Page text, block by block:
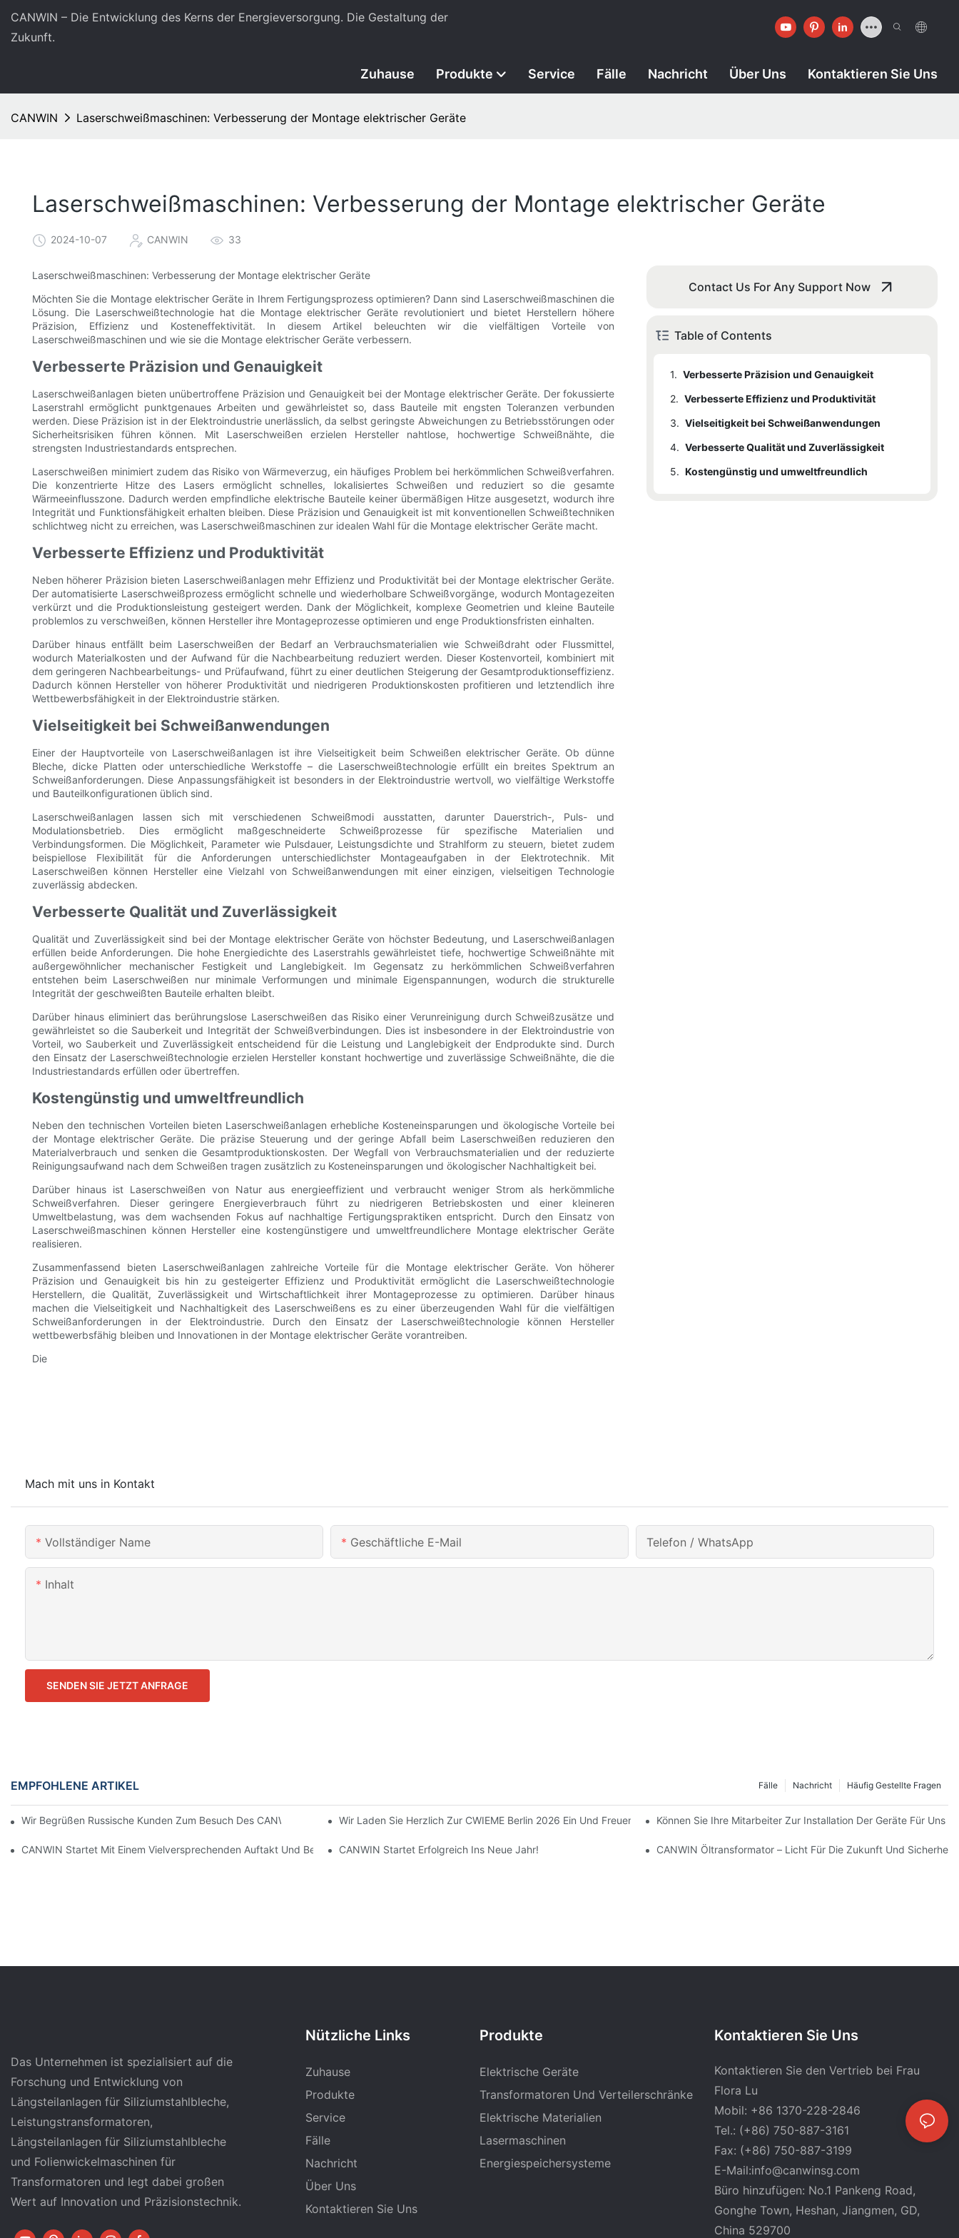
CANWIN – Die Entwicklung des Kerns der Energieversorgung. Die Gestaltung der
Zukunft.
Zuhause Produkte Service Fälle Nachricht Über Uns Kontaktieren Sie Uns
CANWIN Laserschweißmaschinen: Verbesserung der Montage elektrischer Geräte
Laserschweißmaschinen: Verbesserung der Montage elektrischer Geräte
2024-10-07 CANWIN 33
Laserschweißmaschinen: Verbesserung der Montage elektrischer Geräte
Möchten Sie die Montage elektrischer Geräte in Ihrem Fertigungsprozess optimieren? Dann sind Laserschweißmaschinen die
Lösung. Die Laserschweißtechnologie hat die Montage elektrischer Geräte revolutioniert und bietet Herstellern höhere
Präzision, Effizienz und Kosteneffektivität. In diesem Artikel beleuchten wir die vielfältigen Vorteile von
Laserschweißmaschinen und wie sie die Montage elektrischer Geräte verbessern.
Verbesserte Präzision und Genauigkeit
Laserschweißanlagen bieten unübertroffene Präzision und Genauigkeit bei der Montage elektrischer Geräte. Der fokussierte
Laserstrahl ermöglicht punktgenaues Arbeiten und gewährleistet so, dass Bauteile mit engsten Toleranzen verbunden
werden. Diese Präzision ist in der Elektroindustrie unerlässlich, da selbst geringste Abweichungen zu Betriebsstörungen oder
Sicherheitsrisiken führen können. Mit Laserschweißen erzielen Hersteller nahtlose, hochwertige Schweißnähte, die
strengsten Industriestandards entsprechen.
Laserschweißen minimiert zudem das Risiko von Wärmeverzug, ein häufiges Problem bei herkömmlichen Schweißverfahren.
Die konzentrierte Hitze des Lasers ermöglicht schnelles, lokalisiertes Schweißen und reduziert so die gesamte
Wärmeeinflusszone. Dadurch werden empfindliche elektrische Bauteile keiner übermäßigen Hitze ausgesetzt, wodurch ihre
Integrität und Funktionsfähigkeit erhalten bleiben. Diese Präzision und Genauigkeit ist mit konventionellen Schweißtechniken
schlichtweg nicht zu erreichen, was Laserschweißmaschinen zur idealen Wahl für die Montage elektrischer Geräte macht.
Verbesserte Effizienz und Produktivität
Neben höherer Präzision bieten Laserschweißanlagen mehr Effizienz und Produktivität bei der Montage elektrischer Geräte.
Der automatisierte Laserschweißprozess ermöglicht schnelle und wiederholbare Schweißvorgänge, wodurch Montagezeiten
verkürzt und die Produktionsleistung gesteigert werden. Dank der Möglichkeit, komplexe Geometrien und kleine Bauteile
problemlos zu verschweißen, können Hersteller ihre Montageprozesse optimieren und enge Produktionsfristen einhalten.
Darüber hinaus entfällt beim Laserschweißen der Bedarf an Verbrauchsmaterialien wie Schweißdraht oder Flussmittel,
wodurch Materialkosten und der Aufwand für die Nachbearbeitung reduziert werden. Dieser Kostenvorteil, kombiniert mit
dem geringeren Nachbearbeitungs- und Prüfaufwand, führt zu einer deutlichen Steigerung der Gesamtproduktionseffizienz.
Dadurch können Hersteller von höherer Produktivität und niedrigeren Produktionskosten profitieren und letztendlich ihre
Wettbewerbsfähigkeit in der Elektroindustrie stärken.
Vielseitigkeit bei Schweißanwendungen
Einer der Hauptvorteile von Laserschweißanlagen ist ihre Vielseitigkeit beim Schweißen elektrischer Geräte. Ob dünne
Bleche, dicke Platten oder unterschiedliche Werkstoffe – die Laserschweißtechnologie erfüllt ein breites Spektrum an
Schweißanforderungen. Diese Anpassungsfähigkeit ist besonders in der Elektroindustrie wertvoll, wo vielfältige Werkstoffe
und Bauteilkonfigurationen üblich sind.
Laserschweißanlagen lassen sich mit verschiedenen Schweißmodi ausstatten, darunter Dauerstrich-, Puls- und
Modulationsbetrieb. Dies ermöglicht maßgeschneiderte Schweißprozesse für spezifische Materialien und
Verbindungsformen. Die Möglichkeit, Parameter wie Pulsdauer, Leistungsdichte und Strahlform zu steuern, bietet zudem
beispiellose Flexibilität für die Anforderungen unterschiedlichster Montageaufgaben in der Elektrotechnik. Mit
Laserschweißen können Hersteller eine Vielzahl von Schweißanwendungen mit einer einzigen, vielseitigen Technologie
zuverlässig abdecken.
Verbesserte Qualität und Zuverlässigkeit
Qualität und Zuverlässigkeit sind bei der Montage elektrischer Geräte von höchster Bedeutung, und Laserschweißanlagen
erfüllen beide Anforderungen. Die hohe Energiedichte des Laserstrahls gewährleistet tiefe, hochwertige Schweißnähte mit
außergewöhnlicher mechanischer Festigkeit und Langlebigkeit. Im Gegensatz zu herkömmlichen Schweißverfahren
entstehen beim Laserschweißen nur minimale Verformungen und minimale Eigenspannungen, wodurch die strukturelle
Integrität der geschweißten Bauteile erhalten bleibt.
Darüber hinaus eliminiert das berührungslose Laserschweißen das Risiko einer Verunreinigung durch Schweißzusätze und
gewährleistet so die Sauberkeit und Integrität der Schweißverbindungen. Dies ist insbesondere in der Elektroindustrie von
Vorteil, wo Sauberkeit und Zuverlässigkeit entscheidend für die Leistung und Langlebigkeit der Endprodukte sind. Durch
den Einsatz der Laserschweißtechnologie erzielen Hersteller konstant hochwertige und zuverlässige Schweißnähte, die die
Industriestandards erfüllen oder übertreffen.
Kostengünstig und umweltfreundlich
Neben den technischen Vorteilen bieten Laserschweißanlagen erhebliche Kosteneinsparungen und ökologische Vorteile bei
der Montage elektrischer Geräte. Die präzise Steuerung und der geringe Abfall beim Laserschweißen reduzieren den
Materialverbrauch und senken die Gesamtproduktionskosten. Der Wegfall von Verbrauchsmaterialien und der reduzierte
Reinigungsaufwand nach dem Schweißen tragen zusätzlich zu Kosteneinsparungen und ökologischer Nachhaltigkeit bei.
Darüber hinaus ist Laserschweißen von Natur aus energieeffizient und verbraucht weniger Strom als herkömmliche
Schweißverfahren. Dieser geringere Energieverbrauch führt zu niedrigeren Betriebskosten und einer kleineren
Umweltbelastung, was dem wachsenden Fokus auf nachhaltige Fertigungspraktiken entspricht. Durch den Einsatz von
Laserschweißmaschinen können Hersteller eine kostengünstigere und umweltfreundlichere Montage elektrischer Geräte
realisieren.
Zusammenfassend bieten Laserschweißanlagen zahlreiche Vorteile für die Montage elektrischer Geräte. Von höherer
Präzision und Genauigkeit bis hin zu gesteigerter Effizienz und Produktivität ermöglicht die Laserschweißtechnologie
Herstellern, die Qualität, Zuverlässigkeit und Wirtschaftlichkeit ihrer Montageprozesse zu optimieren. Darüber hinaus
machen die Vielseitigkeit und Nachhaltigkeit des Laserschweißens es zu einer überzeugenden Wahl für die vielfältigen
Schweißanforderungen in der Elektroindustrie. Durch den Einsatz der Laserschweißtechnologie können Hersteller
wettbewerbsfähig bleiben und Innovationen in der Montage elektrischer Geräte vorantreiben.
Die
Contact Us For Any Support Now
Table of Contents
1. Verbesserte Präzision und Genauigkeit
2. Verbesserte Effizienz und Produktivität
3. Vielseitigkeit bei Schweißanwendungen
4. Verbesserte Qualität und Zuverlässigkeit
5. Kostengünstig und umweltfreundlich
Mach mit uns in Kontakt
Vollständiger Name Geschäftliche E-Mail Telefon / WhatsApp
Inhalt
SENDEN SIE JETZT ANFRAGE
EMPFOHLENE ARTIKEL Häufig Gestellte Fragen
Nachricht
Fälle
Wir Begrüßen Russische Kunden Zum Besuch Des CANWIN-Produktionsstandorts Und Zum Kauf Von Ausrüstung.Wir Laden Sie Herzlich Zur CWIEME Berlin 2026 Ein Und Freuen Uns, Mit Ihnen Neue Möglichkeiten Der Zusammenarbeit Zu
Können Sie Ihre Mitarbeiter Zur Installation Der Geräte Für Uns
CANWIN Startet Mit Einem Vielversprechenden Auftakt Und Begibt Sich Mit Dankbarkeit Gegenüber Seinen Kunden Auf Eine Neue Reise!
CANWIN Startet Erfolgreich Ins Neue Jahr! CANWIN Öltransformator – Licht Für Die Zukunft Und Sicherheit!
Das Unternehmen ist spezialisiert auf die
Forschung und Entwicklung von
Längsteilanlagen für Siliziumstahlbleche,
Leistungstransformatoren,
Längsteilanlagen für Siliziumstahlbleche
und Folienwickelmaschinen für
Transformatoren und legt dabei großen
Wert auf Innovation und Präzisionstechnik.
Nützliche Links
Zuhause
Produkte
Service
Fälle
Nachricht
Über Uns
Kontaktieren Sie Uns
Produkte
Elektrische Geräte
Transformatoren Und Verteilerschränke
Elektrische Materialien
Lasermaschinen
Energiespeichersysteme
Kontaktieren Sie Uns
Kontaktieren Sie den Vertrieb bei Frau
Flora Lu
Mobil: +86 1370-228-2846
Tel.: (+86) 750-887-3161
Fax: (+86) 750-887-3199
E-Mail:info@canwinsg.com
Büro hinzufügen: No.1 Pankeng Road,
Gonghe Town, Heshan, Jiangmen, GD,
China 529700